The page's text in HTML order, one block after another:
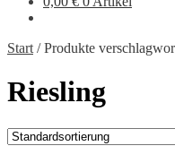
Start /Produkte
Riesling